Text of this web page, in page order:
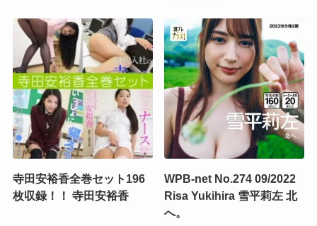
寺田安裕香全巻セット196
枚収録！！ 寺田安裕香
WPB-net No.274 09/2022
Risa Yukihira 雪平莉左 北
へ。